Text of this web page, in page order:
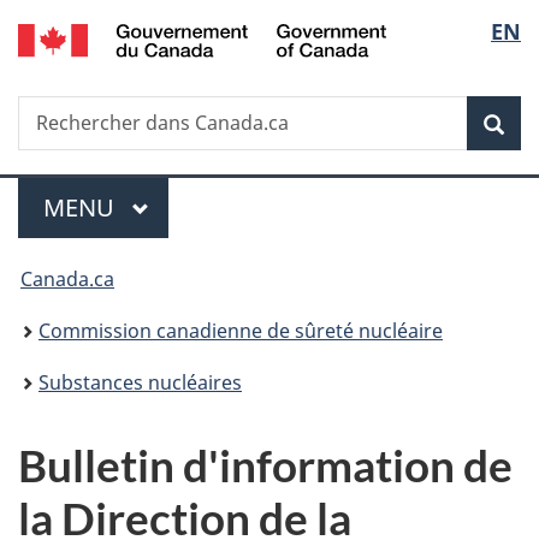
Passer
au
principal
de
la
EN
Recherche
Rechercher
dans
Menu
MENU PRINCIPAL
Vous
êtes
ici
Canada.ca
Commission canadienne de sûreté nucléaire
Substances nucléaires
Bulletin d'information de
la Direction de la